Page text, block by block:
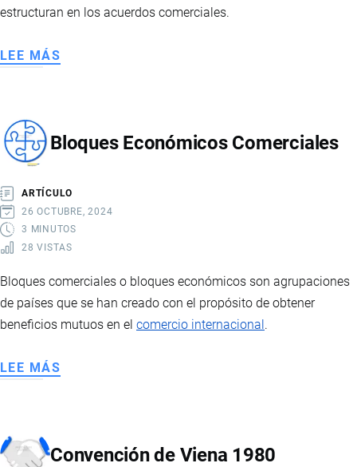
estructuran en los acuerdos comerciales.
LEE MÁS
Bloques Económicos Comerciales
ARTÍCULO
26 OCTUBRE, 2024
3 MINUTOS
28 VISTAS
Bloques comerciales o bloques económicos son agrupaciones
de países que se han creado con el propósito de obtener
beneficios mutuos en el comercio internacional.
LEE MÁS
Convención de Viena 1980